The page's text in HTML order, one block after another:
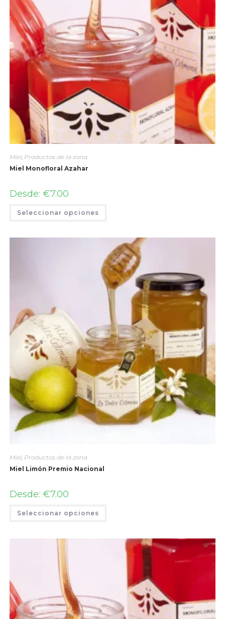
Miel, Productos de la zona
Miel Monofloral Azahar
Desde: €7.00
Seleccionar opciones
Miel, Productos de la zona
Miel Limón Premio Nacional
Desde: €7.00
Seleccionar opciones